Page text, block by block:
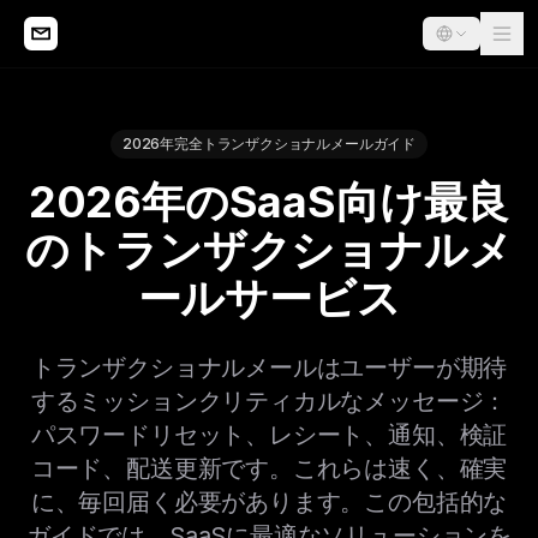
2026年完全トランザクショナルメールガイド
2026年のSaaS向け最良
のトランザクショナルメ
ールサービス
トランザクショナルメールはユーザーが期待
するミッションクリティカルなメッセージ：
パスワードリセット、レシート、通知、検証
コード、配送更新です。これらは速く、確実
に、毎回届く必要があります。この包括的な